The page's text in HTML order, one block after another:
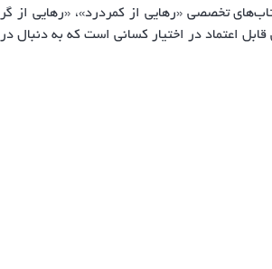
تخصصی «رهایی از کمردرد»، «رهایی
اعتماد در اختیار کسانی است که به